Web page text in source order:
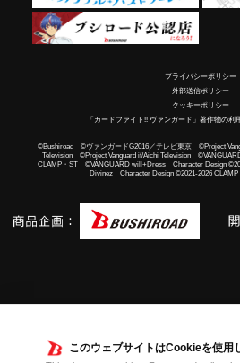
このウェブサイトはCookieを使用
プライバシーポリシー
外部送信ポリシー
クッキーポリシー
「カードファイト!! ヴァンガード」著作物の利
©Bushiroad ©ヴァンガードG2016／テレビ東京 ©Project
Television ©Project Vanguard if/Aichi Television
CLAMP・ST ©VANGUARD will+Dress Character Design
Divinez Character Design ©2021-2026